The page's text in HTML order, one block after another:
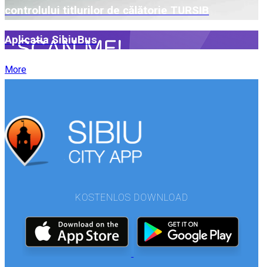
controlului titlurilor de călătorie TURSIB
Aplicatia SibiuBus
More
KOSTENLOS DOWNLOAD